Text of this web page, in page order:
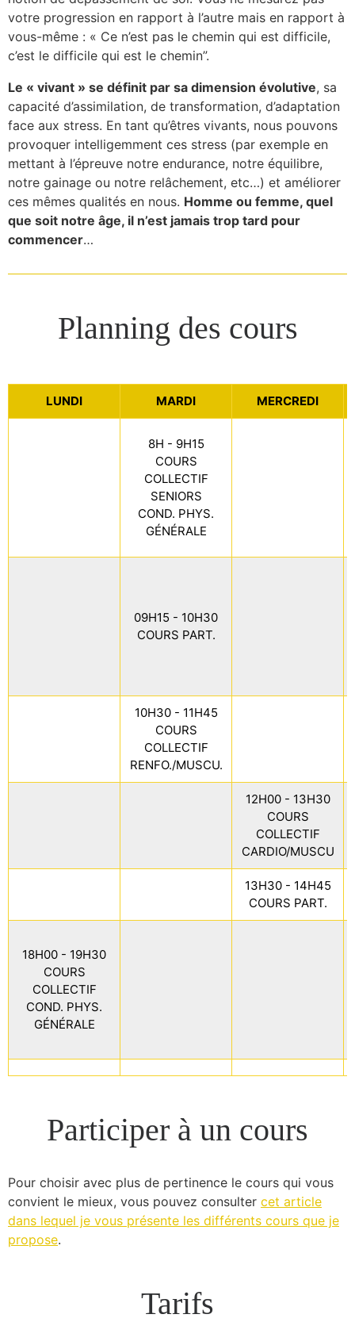
votre progression en rapport à l’autre mais en rapport à
vous-même : « Ce n’est pas le chemin qui est difficile,
c’est le difficile qui est le chemin”.
Le « vivant » se définit par sa dimension évolutive, sa
capacité d’assimilation, de transformation, d’adaptation
face aux stress. En tant qu’êtres vivants, nous pouvons
provoquer intelligemment ces stress (par exemple en
mettant à l’épreuve notre endurance, notre équilibre,
notre gainage ou notre relâchement, etc…) et améliorer
ces mêmes qualités en nous. Homme ou femme, quel
que soit notre âge, il n’est jamais trop tard pour
commencer…
Planning des cours
LUNDI MARDI MERCREDI
8H - 9H15
COURS
COLLECTIF
SENIORS
COND. PHYS.
GÉNÉRALE
09H15 - 10H30
COURS PART.
10H30 - 11H45
COURS
COLLECTIF
RENFO./MUSCU.
12H00 - 13H30
COURS
COLLECTIF
CARDIO/MUSCU
13H30 - 14H45
COURS PART.
18H00 - 19H30
COURS
COLLECTIF
COND. PHYS.
GÉNÉRALE
Participer à un cours
Pour choisir avec plus de pertinence le cours qui vous
convient le mieux, vous pouvez consulter cet article
dans lequel je vous présente les différents cours que je
propose.
Tarifs